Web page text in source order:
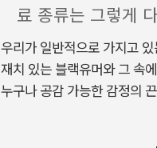
료 종류는 그렇게
우리가 일반적으로 가지고
재치 있는 블랙유머와 그 속
누구나 공감 가능한 감정의